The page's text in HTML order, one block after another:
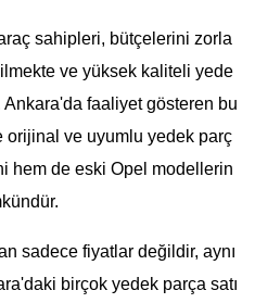
sahipleri, bütçelerini zorla
ve yüksek kaliteli yede
faaliyet gösteren bu
orijinal ve uyumlu yedek parç
hem de eski Opel modellerin
sadece fiyatlar değildir, aynı
birçok yedek parça satı